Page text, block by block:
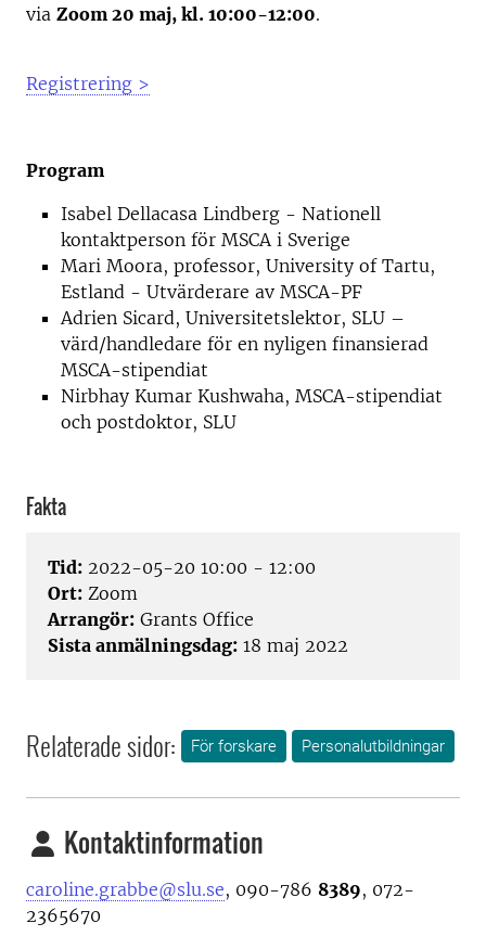
via Zoom 20 maj, kl. 10:00-12:00.
Registrering >
Program
Isabel Dellacasa Lindberg - Nationell
kontaktperson för MSCA i Sverige
Mari Moora, professor, University of Tartu,
Estland - Utvärderare av MSCA-PF
Adrien Sicard, Universitetslektor, SLU –
värd/handledare för en nyligen finansierad
MSCA-stipendiat
Nirbhay Kumar Kushwaha, MSCA-stipendiat
och postdoktor, SLU
Fakta
Tid: 2022-05-20 10:00 - 12:00
Ort: Zoom
Arrangör: Grants Office
Sista anmälningsdag: 18 maj 2022
Relaterade sidor: För forskare Personalutbildningar
Kontaktinformation
caroline.grabbe@slu.se, 090-786 8389, 072-
2365670